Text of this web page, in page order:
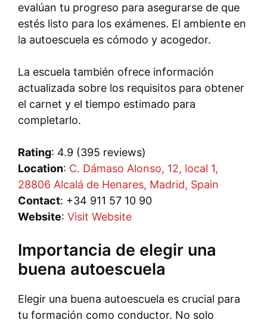
evalúan tu progreso para asegurarse de que
estés listo para los exámenes. El ambiente en
la autoescuela es cómodo y acogedor.
La escuela también ofrece información
actualizada sobre los requisitos para obtener
el carnet y el tiempo estimado para
completarlo.
Rating: 4.9 (395 reviews)
Location: C. Dámaso Alonso, 12, local 1,
28806 Alcalá de Henares, Madrid, Spain
Contact: +34 911 57 10 90
Website: Visit Website
Importancia de elegir una
buena autoescuela
Elegir una buena autoescuela es crucial para
tu formación como conductor. No solo